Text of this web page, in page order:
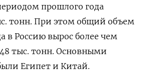
прошлого года
тонн. При этом общий объем
в Россию вырос более чем
тыс. тонн. Основными
Египет и Китай.